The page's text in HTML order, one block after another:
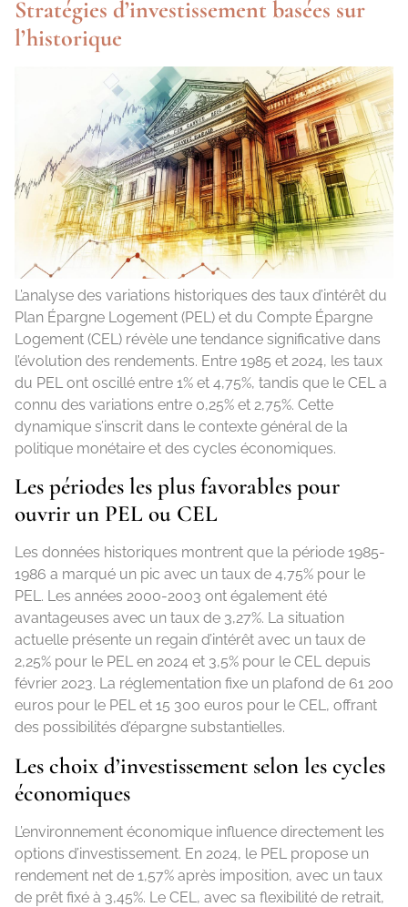
Stratégies d’investissement basées sur
l’historique
L’analyse des variations historiques des taux d’intérêt du
Plan Épargne Logement (PEL) et du Compte Épargne
Logement (CEL) révèle une tendance significative dans
l’évolution des rendements. Entre 1985 et 2024, les taux
du PEL ont oscillé entre 1% et 4,75%, tandis que le CEL a
connu des variations entre 0,25% et 2,75%. Cette
dynamique s’inscrit dans le contexte général de la
politique monétaire et des cycles économiques.
Les périodes les plus favorables pour
ouvrir un PEL ou CEL
Les données historiques montrent que la période 1985-
1986 a marqué un pic avec un taux de 4,75% pour le
PEL. Les années 2000-2003 ont également été
avantageuses avec un taux de 3,27%. La situation
actuelle présente un regain d’intérêt avec un taux de
2,25% pour le PEL en 2024 et 3,5% pour le CEL depuis
février 2023. La réglementation fixe un plafond de 61 200
euros pour le PEL et 15 300 euros pour le CEL, offrant
des possibilités d’épargne substantielles.
Les choix d’investissement selon les cycles
économiques
L’environnement économique influence directement les
options d’investissement. En 2024, le PEL propose un
rendement net de 1,57% après imposition, avec un taux
de prêt fixé à 3,45%. Le CEL, avec sa flexibilité de retrait,